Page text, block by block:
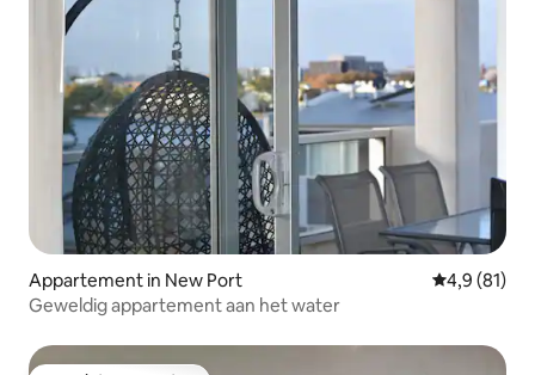
Appartement in New Port
4,9 (81)
Geweldig appartement aan het water